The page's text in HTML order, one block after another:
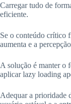
Carregar tudo de
eficiente.
Se o conteúdo crítico
aumenta e a
A solução é manter o
aplicar lazy loading
Adequar a prioridade